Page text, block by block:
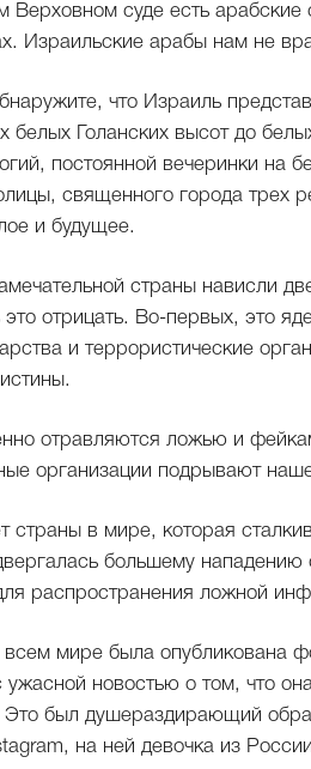
суде есть арабские
Израильские арабы нам не
что Израиль
белых Голанских высот до
постоянной вечеринки на
священного города трех
и будущее.
страны нависли
отрицать. Во-первых, это
и террористические
отравляются ложью и
организации подрывают
страны в мире, которая
большему
распространения ложной
мире была опубликована
ужасной новостью о том, что
Это был душераздирающий
на ней девочка из